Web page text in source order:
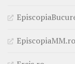
EpiscopiaMM.ro